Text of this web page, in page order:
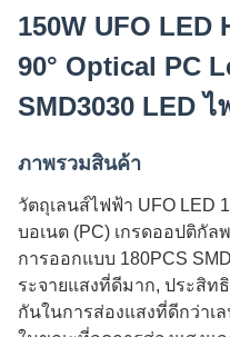
150W UFO
90° Optical PC
SMD3030 LED
ภาพรวมสินค้า
วัตถุเลนส์ไฟฟ้า UFO LED
บอเนต (PC) เกรดออปติกัล
การออกแบบ 180PCS
ระจายแสงที่ดีมาก, ประสิ
กันในการส่องแสงที่ดีกว่าเ